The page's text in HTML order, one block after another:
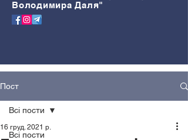
Володимира Даля"
Пост
Всі пости
Всі пости
16 груд. 2021 р.